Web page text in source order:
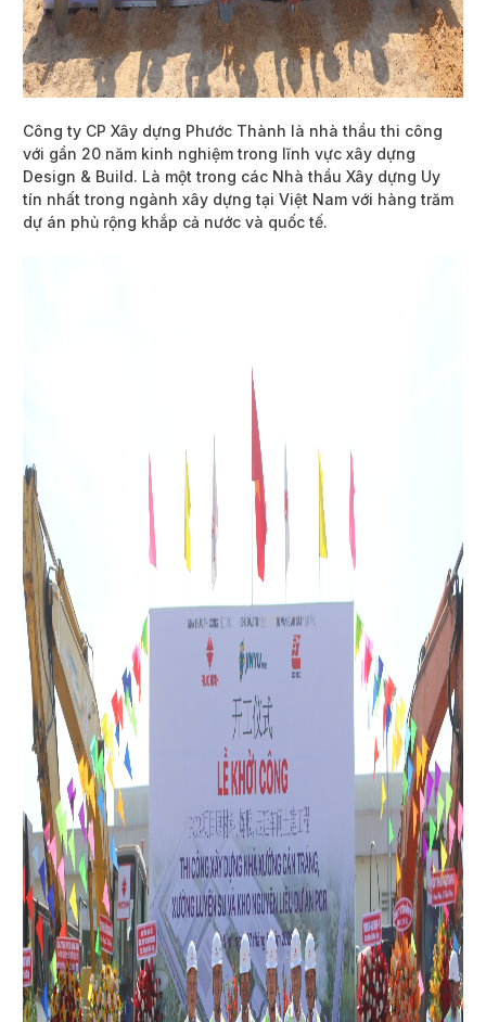
Công ty CP Xây dựng Phước Thành là nhà thầu thi công
với gần 20 năm kinh nghiệm trong lĩnh vực xây dựng
Design & Build. Là một trong các Nhà thầu Xây dựng Uy
tín nhất trong ngành xây dựng tại Việt Nam với hàng trăm
dự án phủ rộng khắp cả nước và quốc tế.